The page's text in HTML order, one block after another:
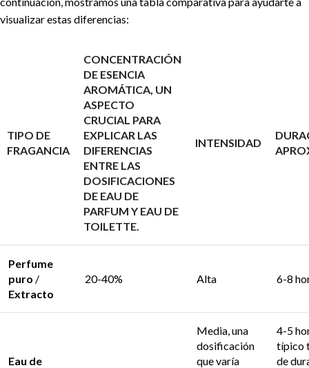
visualizar estas diferencias:
TIPO DE
FRAGANCIA
CONCENTRACIÓN
DE ESENCIA
AROMÁTICA, UN
ASPECTO
CRUCIAL PARA
EXPLICAR LAS
DIFERENCIAS
ENTRE LAS
DOSIFICACIONES
DE EAU DE
PARFUM Y EAU DE
TOILETTE.
INTENSIDAD
Perfume
puro /
Extracto
20-40% Alta 6-8
Eau de
Media, una
dosificación
que varía
4-5
típico
de